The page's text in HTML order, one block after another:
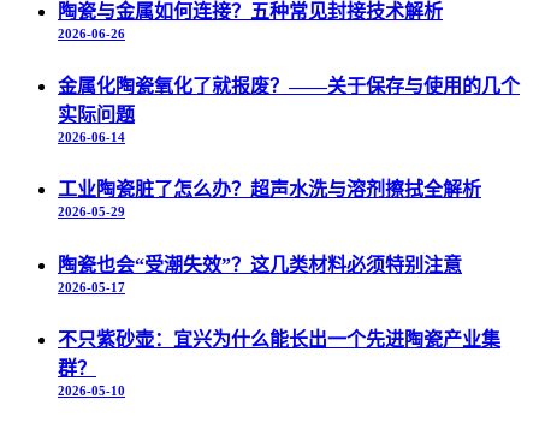
陶瓷与金属如何连接？五种常见封接技术解析
2026-06-26
金属化陶瓷氧化了就报废？——关于保存与使用的几个
实际问题
2026-06-14
工业陶瓷脏了怎么办？超声水洗与溶剂擦拭全解析
2026-05-29
陶瓷也会“受潮失效”？这几类材料必须特别注意
2026-05-17
不只紫砂壶：宜兴为什么能长出一个先进陶瓷产业集
群？
2026-05-10